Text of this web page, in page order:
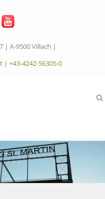
| A-9500 Villach |
| +43-4242-56305-0